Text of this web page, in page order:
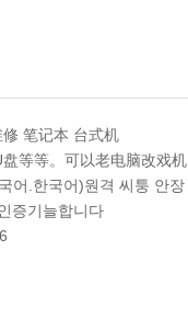
笔记本 台式机
等等。可以老电脑改戏机
어.한국어)원격 씨퉁 안장
증기늘합니다